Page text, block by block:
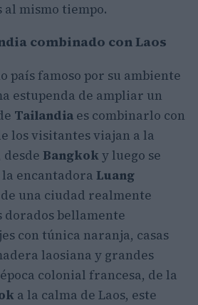
al mismo tiempo.
combinado con Laos
país famoso por su ambiente
estupenda de ampliar un
Tailandia es combinarlo con
los visitantes viajan a la
desde Bangkok y luego se
encantadora Luang
una ciudad realmente
dorados bellamente
con túnica naranja, casas
laosiana y grandes
colonial francesa, de la
a la calma de Laos, este